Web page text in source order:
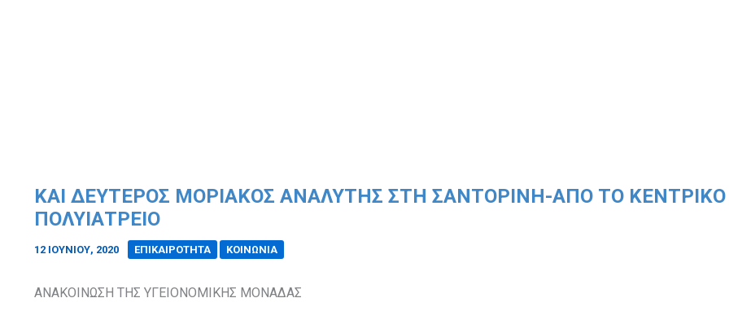
ΚΑΙ ΔΕΥΤΕΡΟΣ ΜΟΡΙΑΚΟΣ ΑΝΑΛΥΤΗΣ ΣΤΗ ΣΑΝΤΟΡΙΝΗ-ΑΠΟ ΤΟ ΚΕΝΤΡΙΚΟ
ΠΟΛΥΙΑΤΡΕΙΟ
12 ΙΟΥΝΊΟΥ, 2020 ΕΠΙΚΑΙΡΟΤΗΤΑ ΚΟΙΝΩΝΙΑ
ΑΝΑΚΟΙΝΩΣΗ ΤΗΣ ΥΓΕΙΟΝΟΜΙΚΗΣ ΜΟΝΑΔΑΣ